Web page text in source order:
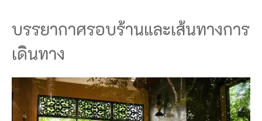
บรรยากาศรอบร้านและเส้นทางการ
เดินทาง